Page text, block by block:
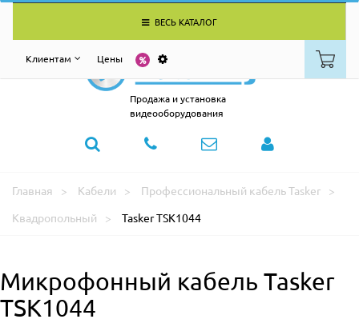
ВЕСЬ КАТАЛОГ
Клиентам Цены
Продажа и установка
видеооборудования
Главная Кабели
Профессиональный кабель Tasker
Квадропольный
Tasker TSK1044
Микрофонный кабель Tasker
TSK1044